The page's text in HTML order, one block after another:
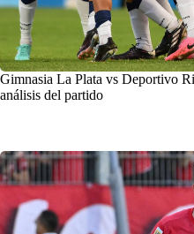
Gimnasia La Plata vs Deportivo
análisis del partido